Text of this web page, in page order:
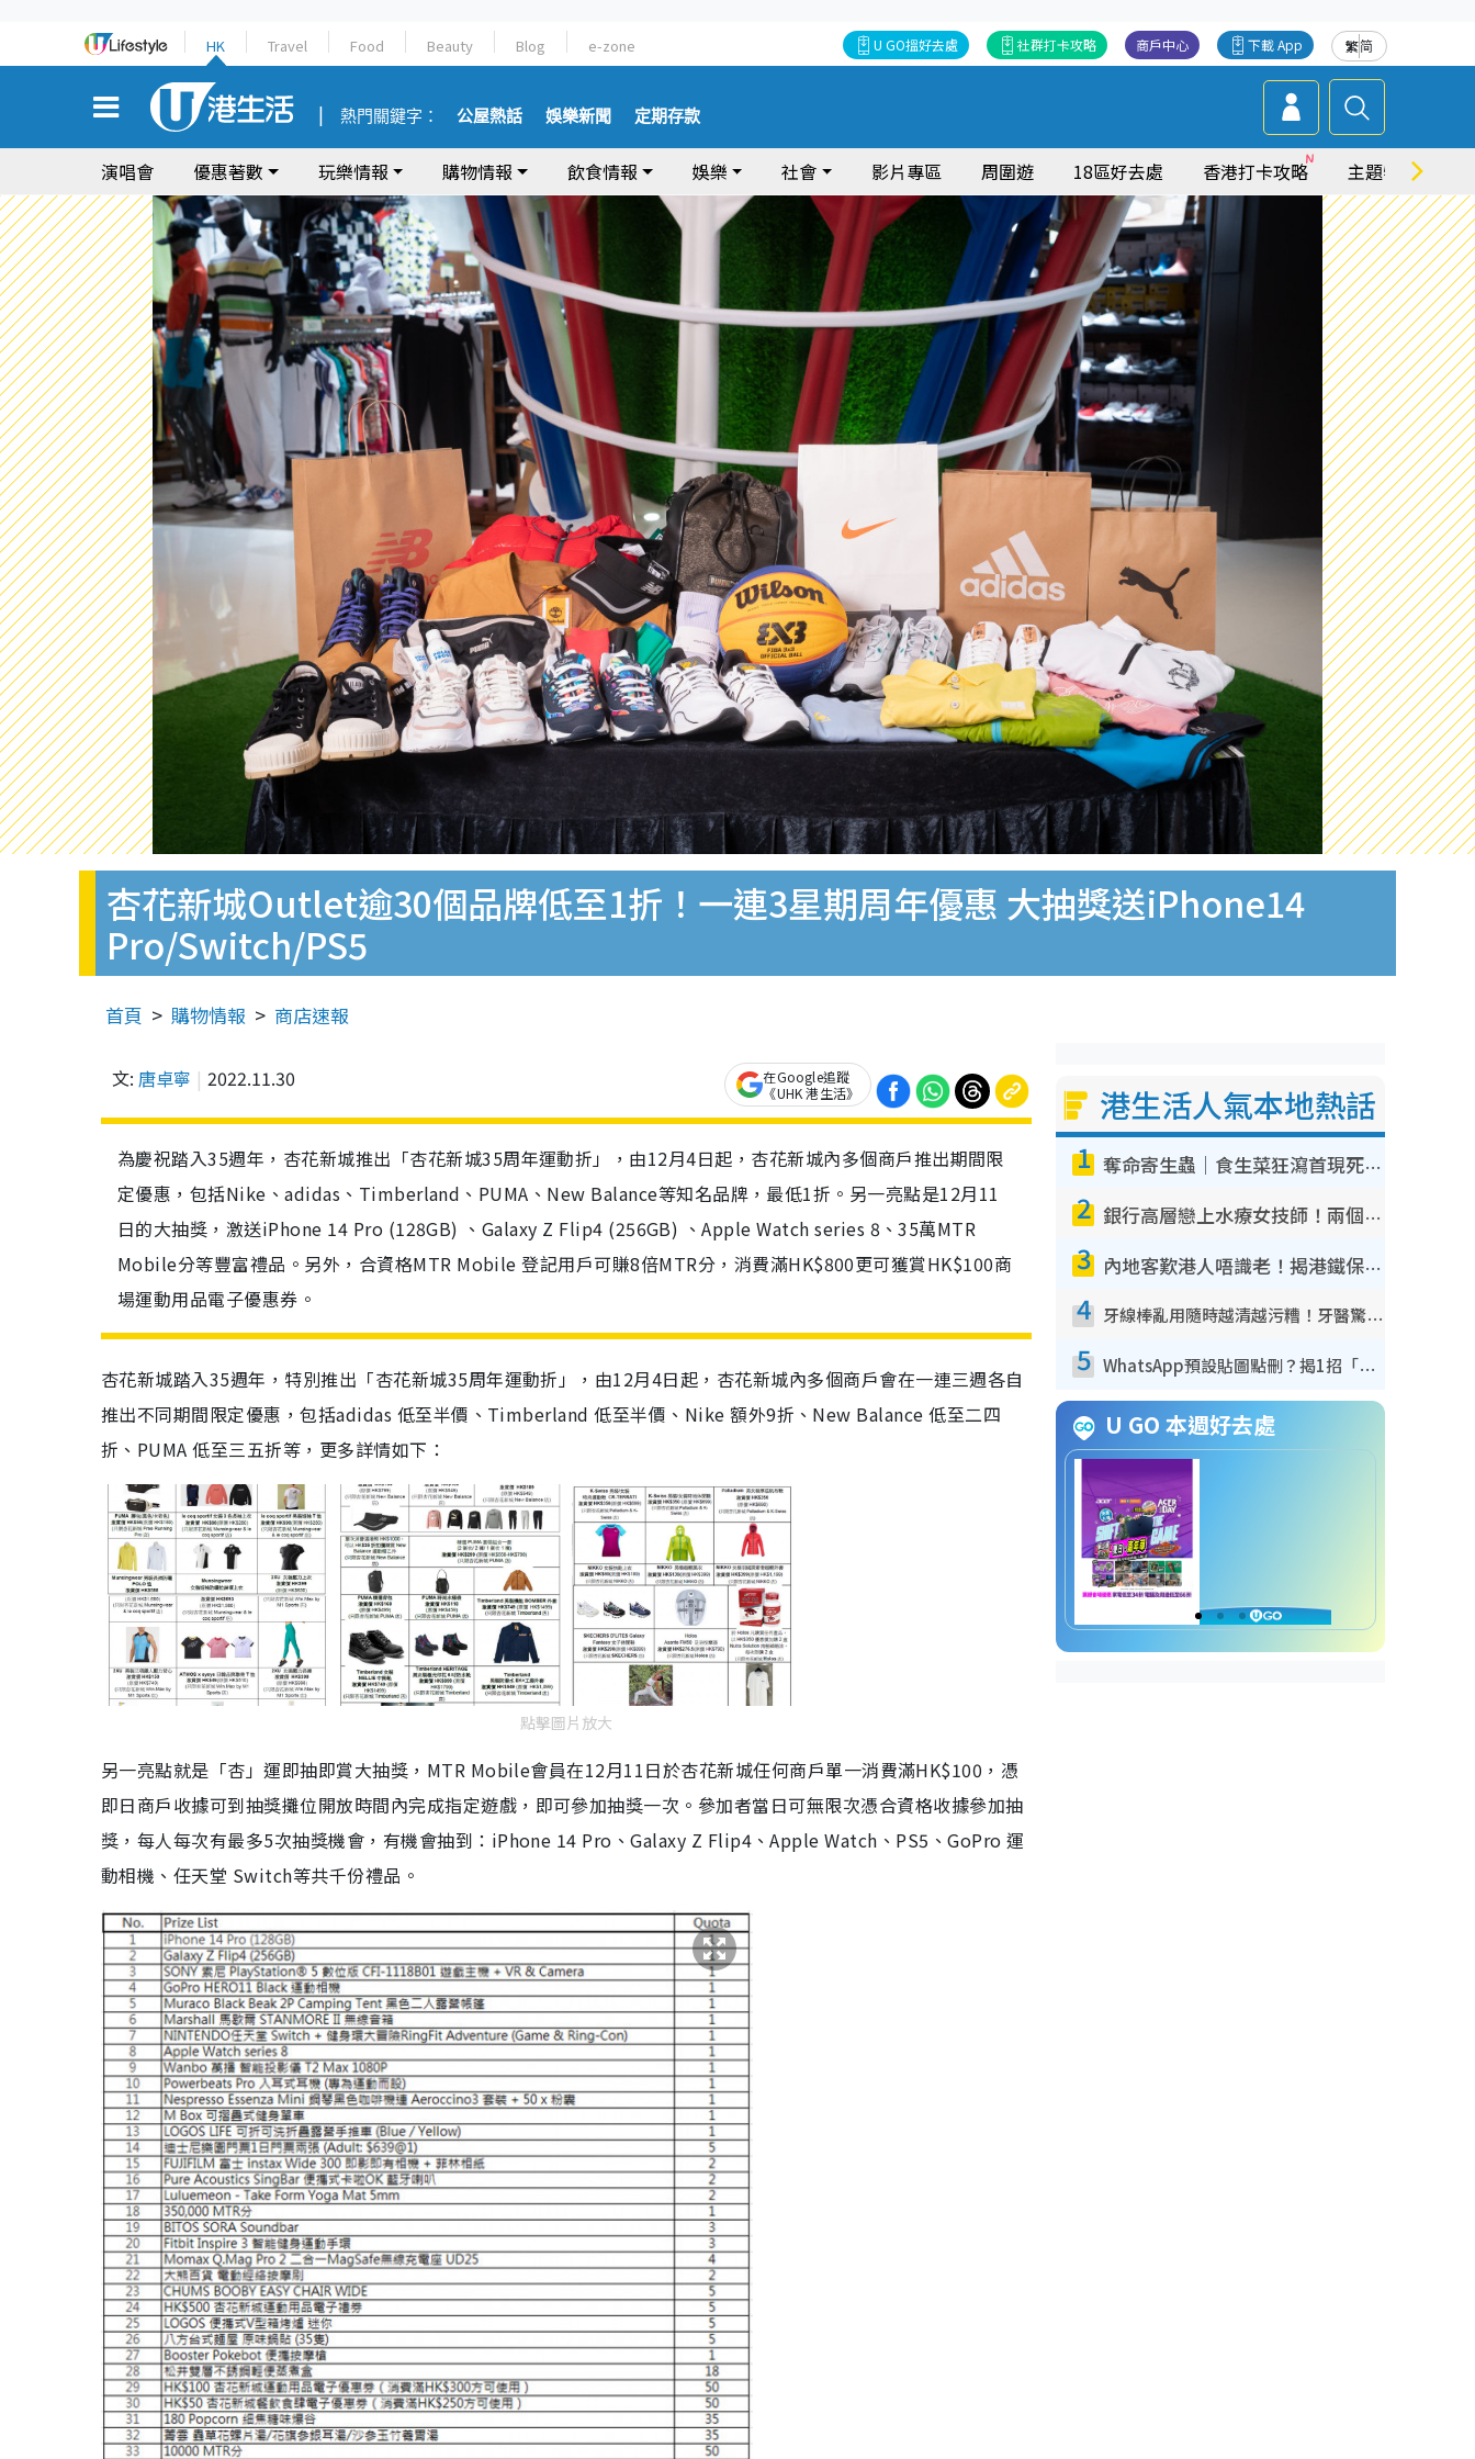
HK Travel Food Beauty Blog e-zone 繁简
下載 App
商戶中心
社群打卡攻略
U GO搵好去處
熱門關鍵字： 公屋熱話 娛樂新聞 定期存款
演唱會 優惠著數 玩樂情報 購物情報 飲食情報 娛樂 社會 影片專區 周圍遊 18區好去處 香港打卡攻略 主題特集
杏花新城Outlet逾30個品牌低至1折！一連3星期周年優惠 大抽獎送iPhone14
Pro/Switch/PS5
首頁 購物情報 商店速報
文: 唐卓寧 2022.11.30
在Google追蹤
《UHK 港生活》
為慶祝踏入35週年，杏花新城推出「杏花新城35周年運動折」，由12月4日起，杏花新城內多個商戶推出期間限
定優惠，包括Nike、adidas、Timberland、PUMA、New Balance等知名品牌，最低1折。另一亮點是12月11
日的大抽獎，激送iPhone 14 Pro (128GB) 、Galaxy Z Flip4 (256GB) 、Apple Watch series 8、35萬MTR
Mobile分等豐富禮品。另外，合資格MTR Mobile 登記用戶可賺8倍MTR分，消費滿HK$800更可獲賞HK$100商
場運動用品電子優惠券。
杏花新城踏入35週年，特別推出「杏花新城35周年運動折」，由12月4日起，杏花新城內多個商戶會在一連三週各自
推出不同期間限定優惠，包括adidas 低至半價、Timberland 低至半價、Nike 額外9折、New Balance 低至二四
折、PUMA 低至三五折等，更多詳情如下：
點擊圖片放大
另一亮點就是「杏」運即抽即賞大抽獎，MTR Mobile會員在12月11日於杏花新城任何商戶單一消費滿HK$100，憑
即日商戶收據可到抽獎攤位開放時間內完成指定遊戲，即可參加抽獎一次。參加者當日可無限次憑合資格收據參加抽
獎，每人每次有最多5次抽獎機會，有機會抽到：iPhone 14 Pro、Galaxy Z Flip4、Apple Watch、PS5、GoPro 運
動相機、任天堂 Switch等共千份禮品。
港生活人氣本地熱話
1 奪命寄生蟲｜食生菜狂瀉首現死者！疫潮惡化錄1.8萬宗病例 揭洗菜3大謬誤
2 銀行高層戀上水療女技師！兩個月借128萬驚覺「沉船」沉落火海 揭背後疑似邪教操控賣淫
3 內地客歎港人唔識老！揭港鐵保鮮級冷氣 港人求放過：咪投訴
4 牙線棒亂用隨時越清越污糟！牙醫驚揭盲目過戶細菌恐致蛀牙：呢種先係日常真保養
5 WhatsApp預設貼圖點刪？揭1招「反向操作」還原簡潔介面 附3步實測教學
U GO 本週好去處